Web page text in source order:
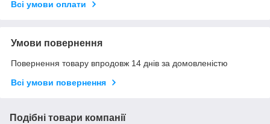
Всі умови оплати
Умови повернення
Повернення товару впродовж 14 днів за домовленістю
Всі умови повернення
Подібні товари компанії